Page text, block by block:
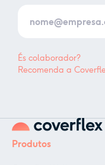
És colaborador?
Recomenda a
Produtos